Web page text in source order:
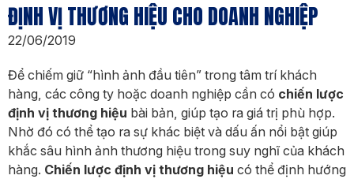
ĐỊNH VỊ THƯƠNG HIỆU CHO DOANH NGHIỆP
22/06/2019
Để chiếm giữ “hình ảnh đầu tiên” trong tâm trí khách
hàng, các công ty hoặc doanh nghiệp cần có chiến lược
định vị thương hiệu bài bản, giúp tạo ra giá trị phù hợp.
Nhờ đó có thể tạo ra sự khác biệt và dấu ấn nổi bật giúp
khắc sâu hình ảnh thương hiệu trong suy nghĩ của khách
hàng. Chiến lược định vị thương hiệu có thể định hướng